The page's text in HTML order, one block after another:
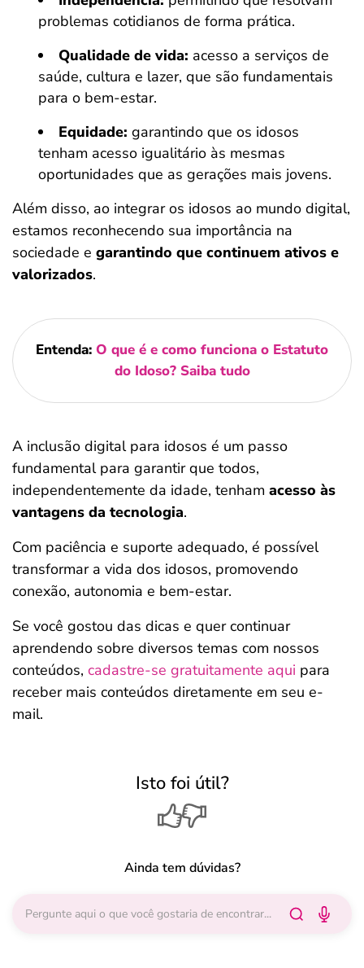
problemas cotidianos de forma prática.
Qualidade de vida: acesso a serviços de
saúde, cultura e lazer, que são fundamentais
para o bem-estar.
Equidade: garantindo que os idosos
tenham acesso igualitário às mesmas
oportunidades que as gerações mais jovens.
Além disso, ao integrar os idosos ao mundo digital,
estamos reconhecendo sua importância na
sociedade e garantindo que continuem ativos e
valorizados.
Entenda: O que é e como funciona o Estatuto
do Idoso? Saiba tudo
A inclusão digital para idosos é um passo
fundamental para garantir que todos,
independentemente da idade, tenham acesso às
vantagens da tecnologia.
Com paciência e suporte adequado, é possível
transformar a vida dos idosos, promovendo
conexão, autonomia e bem-estar.
Se você gostou das dicas e quer continuar
aprendendo sobre diversos temas com nossos
conteúdos, cadastre-se gratuitamente aqui para
receber mais conteúdos diretamente em seu e-
mail.
Isto foi útil?
Ainda tem dúvidas?